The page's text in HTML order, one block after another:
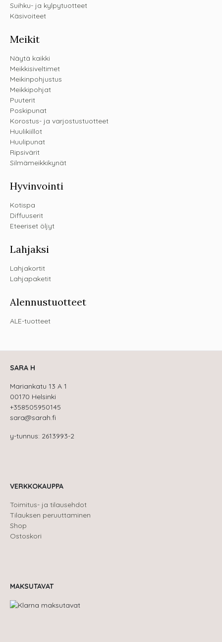
Suihku- ja kylpytuotteet
Käsivoiteet
Meikit
Näytä kaikki
Meikkisiveltimet
Meikinpohjustus
Meikkipohjat
Puuterit
Poskipunat
Korostus- ja varjostustuotteet
Huulikiillot
Huulipunat
Ripsivärit
Silmämeikkikynät
Hyvinvointi
Kotispa
Diffuuserit
Eteeriset öljyt
Lahjaksi
Lahjakortit
Lahjapaketit
Alennustuotteet
ALE-tuotteet
SARA H
Mariankatu 13 A 1
00170 Helsinki
+358505950145
sara@sarah.fi
y-tunnus: 2613993-2
VERKKOKAUPPA
Toimitus- ja tilausehdot
Tilauksen peruuttaminen
Shop
Ostoskori
MAKSUTAVAT